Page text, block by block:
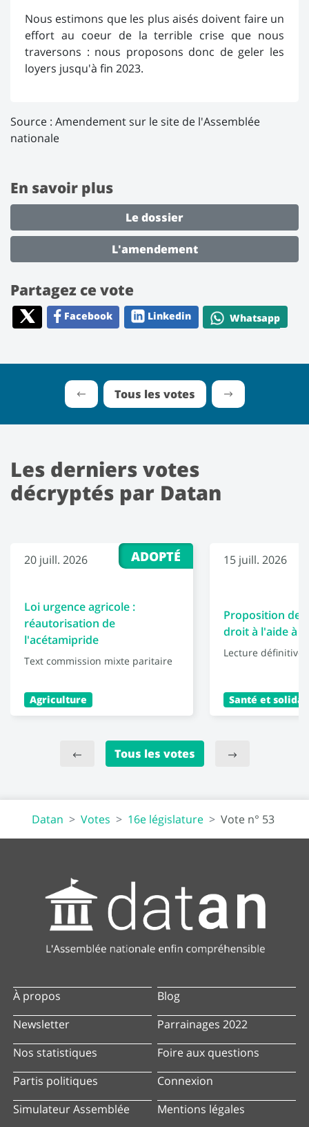
Nous estimons que les plus aisés doivent faire un
effort au coeur de la terrible crise que nous
traversons : nous proposons donc de geler les
loyers jusqu'à fin 2023.
Source : Amendement sur le site de l'Assemblée
nationale
En savoir plus
Le dossier
L'amendement
Partagez ce vote
Facebook Linkedin Whatsapp
Tous les votes
Les derniers votes
décryptés par Datan
ADOPTÉ
20 juill. 2026
Loi urgence agricole :
réautorisation de
l'acétamipride
Text commission mixte paritaire
Agriculture
15 juill. 2026
Proposition de
droit à l'aide à
Lecture définitive
Santé et
Tous les votes
Datan Votes 16e législature Vote n° 53
À propos
Newsletter
Nos statistiques
Partis politiques
Simulateur Assemblée
Blog
Parrainages 2022
Foire aux questions
Connexion
Mentions légales